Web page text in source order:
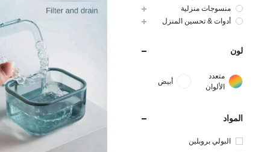
منسوجات منزلية
أدوات & تحسين المنزل
لون
متعدد
الألوان
أبيض
المواد
البولي بروبلين